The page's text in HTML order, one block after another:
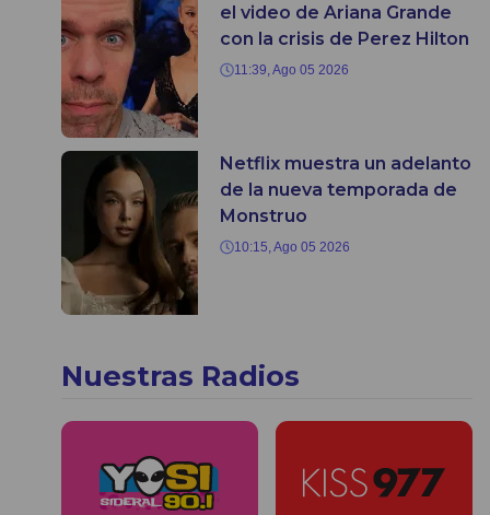
el video de Ariana Grande
con la crisis de Perez Hilton
11:39, Ago 05 2026
Netflix muestra un adelanto
de la nueva temporada de
Monstruo
10:15, Ago 05 2026
Nuestras Radios